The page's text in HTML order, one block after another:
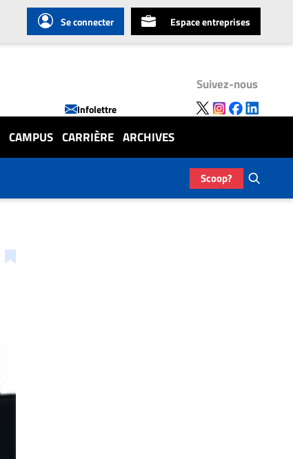
Se connecter Espace entreprises
Infolettre
Suivez-nous
CAMPUS CARRIÈRE ARCHIVES
Scoop?